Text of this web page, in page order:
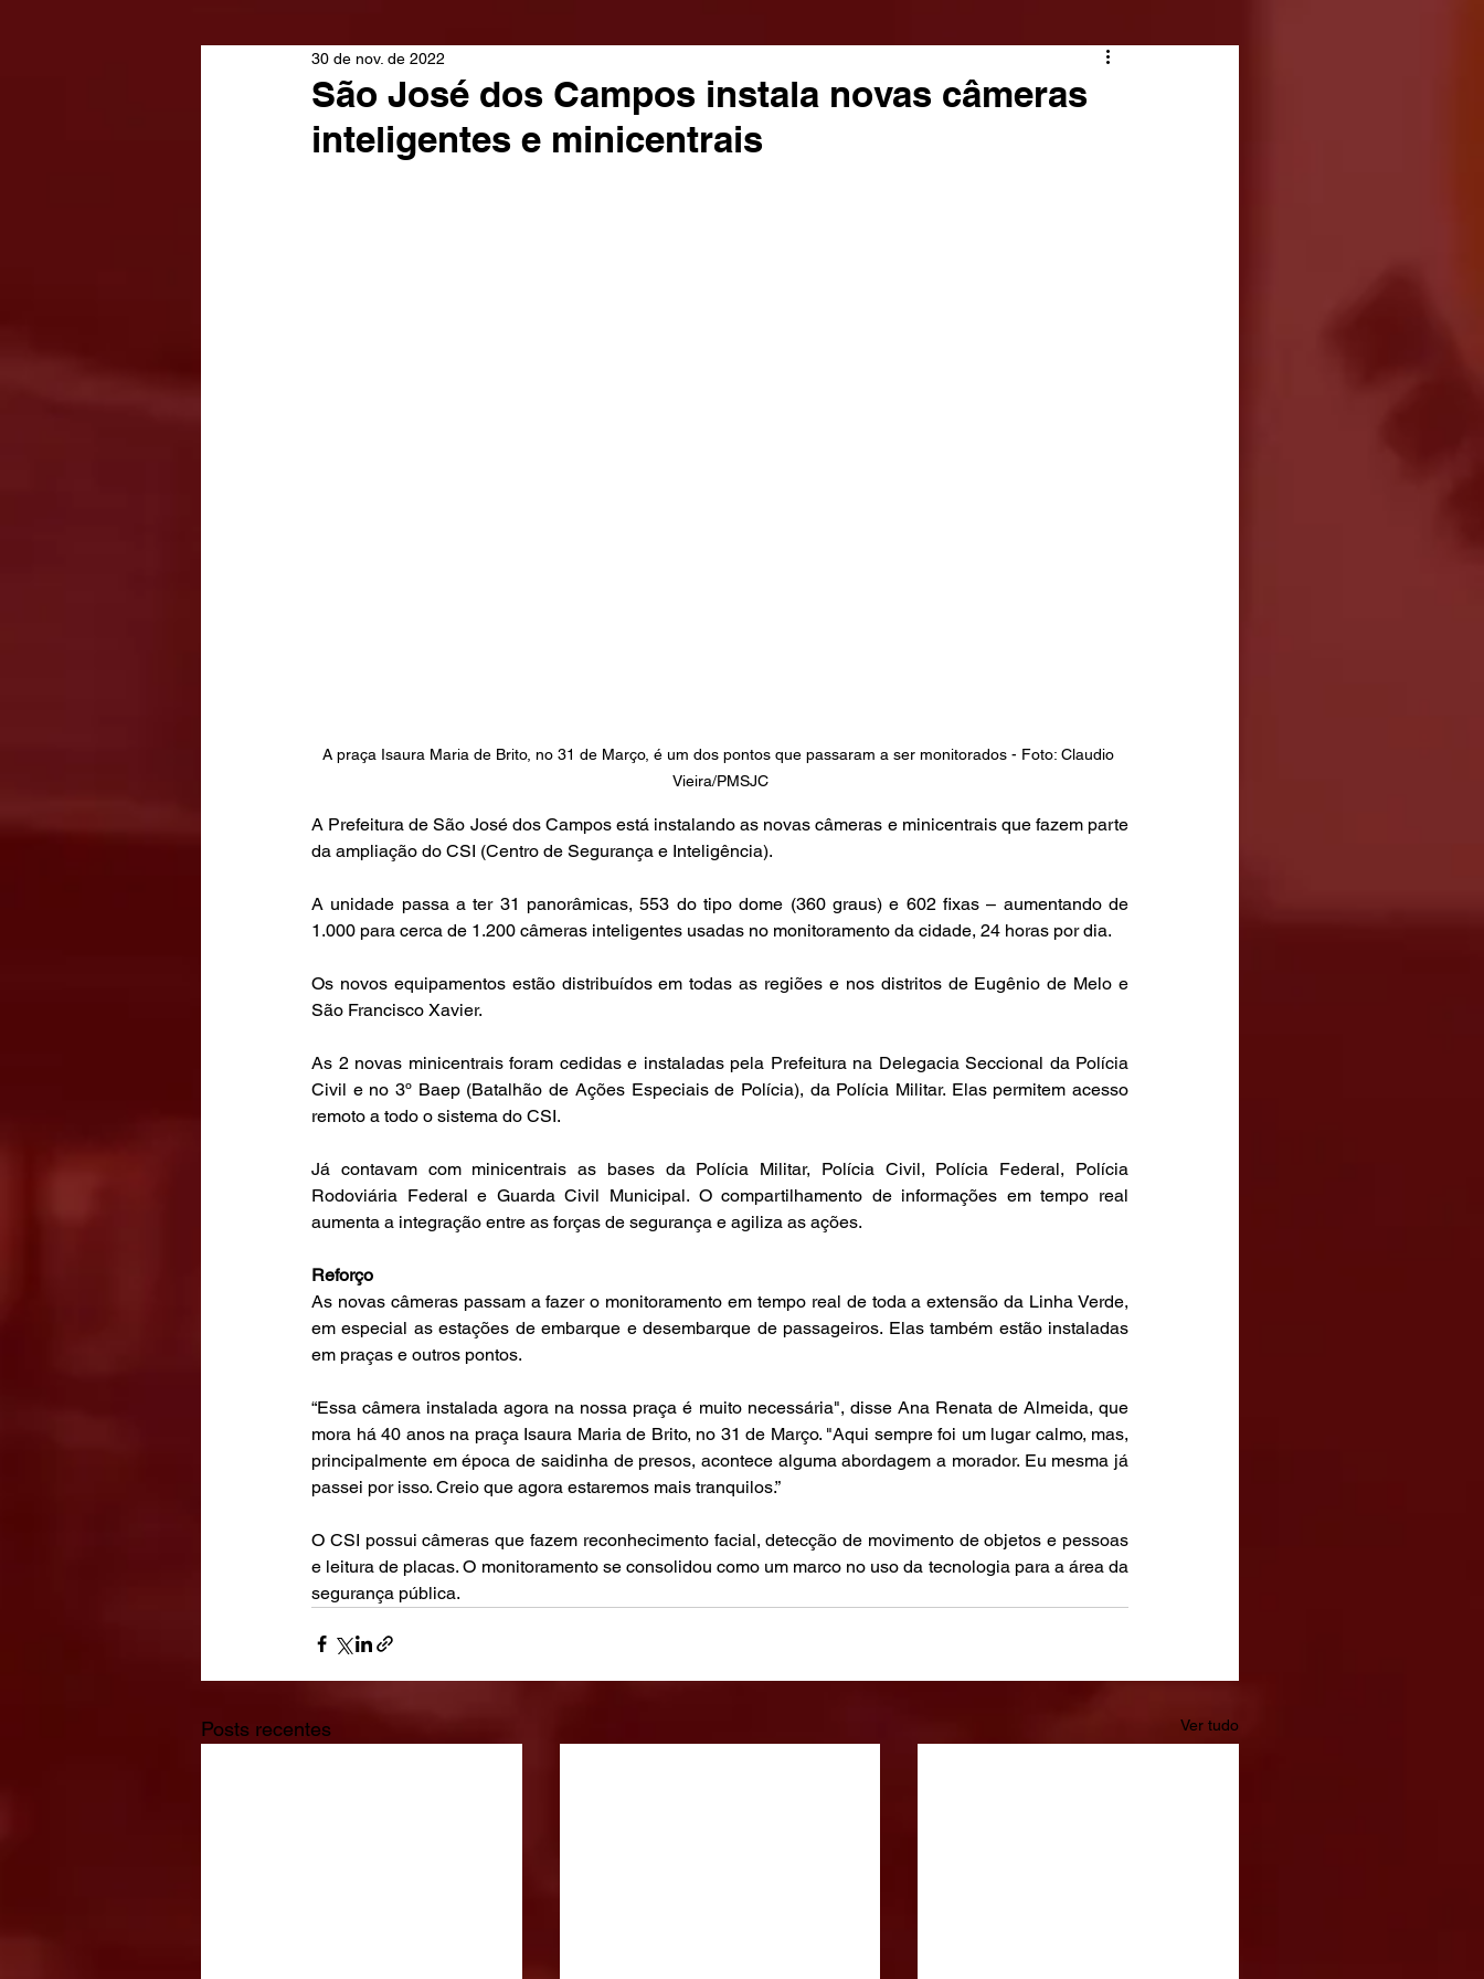
São José dos Campos instala novas câmeras
inteligentes e minicentrais
30 de nov. de 2022
A praça Isaura Maria de Brito, no 31 de Março, é um dos pontos que passaram a ser monitorados - Foto: Claudio
Vieira/PMSJC
A Prefeitura de São José dos Campos está instalando as novas câmeras e minicentrais que fazem parte
da ampliação do CSI (Centro de Segurança e Inteligência).
A unidade passa a ter 31 panorâmicas, 553 do tipo dome (360 graus) e 602 fixas – aumentando de
1.000 para cerca de 1.200 câmeras inteligentes usadas no monitoramento da cidade, 24 horas por dia.
Os novos equipamentos estão distribuídos em todas as regiões e nos distritos de Eugênio de Melo e
São Francisco Xavier.
As 2 novas minicentrais foram cedidas e instaladas pela Prefeitura na Delegacia Seccional da Polícia
Civil e no 3º Baep (Batalhão de Ações Especiais de Polícia), da Polícia Militar. Elas permitem acesso
remoto a todo o sistema do CSI.
Já contavam com minicentrais as bases da Polícia Militar, Polícia Civil, Polícia Federal, Polícia
Rodoviária Federal e Guarda Civil Municipal. O compartilhamento de informações em tempo real
aumenta a integração entre as forças de segurança e agiliza as ações.
Reforço
As novas câmeras passam a fazer o monitoramento em tempo real de toda a extensão da Linha Verde,
em especial as estações de embarque e desembarque de passageiros. Elas também estão instaladas
em praças e outros pontos.
“Essa câmera instalada agora na nossa praça é muito necessária", disse Ana Renata de Almeida, que
mora há 40 anos na praça Isaura Maria de Brito, no 31 de Março. "Aqui sempre foi um lugar calmo, mas,
principalmente em época de saidinha de presos, acontece alguma abordagem a morador. Eu mesma já
passei por isso. Creio que agora estaremos mais tranquilos.”
O CSI possui câmeras que fazem reconhecimento facial, detecção de movimento de objetos e pessoas
e leitura de placas. O monitoramento se consolidou como um marco no uso da tecnologia para a área da
segurança pública.
Posts recentes Ver tudo